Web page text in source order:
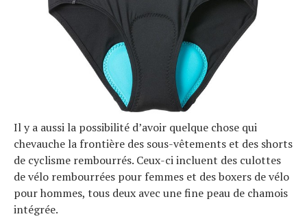
Il y a aussi la possibilité d’avoir quelque chose qui
chevauche la frontière des sous-vêtements et des shorts
de cyclisme rembourrés. Ceux-ci incluent des culottes
de vélo rembourrées pour femmes et des boxers de vélo
pour hommes, tous deux avec une fine peau de chamois
intégrée.